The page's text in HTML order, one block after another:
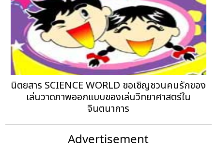
นิตยสาร SCIENCE WORLD ขอเชิญชวนคนรักของ
เล่นวาดภาพออกแบบของเล่นวิทยาศาสตร์ใน
จินตนาการ
Advertisement